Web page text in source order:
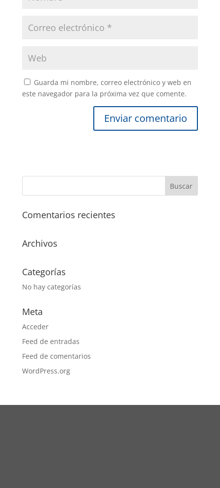
Guarda mi nombre, correo electrónico y web en
este navegador para la próxima vez que comente.
Comentarios recientes
Archivos
Categorías
No hay categorías
Meta
Acceder
Feed de entradas
Feed de comentarios
WordPress.org